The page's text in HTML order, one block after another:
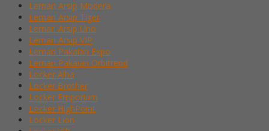
Lemari Arsip Modera
Lemari Arsip Tiger
Lemari Arsip Uno
Lemari Arsip VIP
Lemari Pakaian Expo
Lemari Pakaian Orbitrend
Locker Alba
Locker Brother
Locker Emporium
Locker HighPoint
Locker Lion